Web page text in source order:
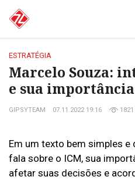
ESTRATÉGIA
Marcelo Souza:
e sua importância
GIPSYTEAM 07.11.2022 19:16 1821
Em um texto bem simples
fala sobre o ICM, sua
afetar suas decisões e